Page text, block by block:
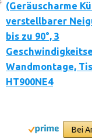
(Geräuscharme
verstellbarer
bis zu 90°, 3
Wandmontage,
HT900NE4
Bei